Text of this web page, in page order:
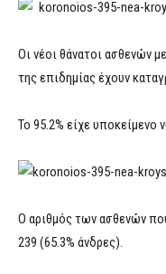
Οι νέοι θάνατοι ασθενών
της επιδημίας έχουν
Το 95.2% είχε υποκείμενο
Ο αριθμός των ασθενών
239 (65.3% άνδρες).